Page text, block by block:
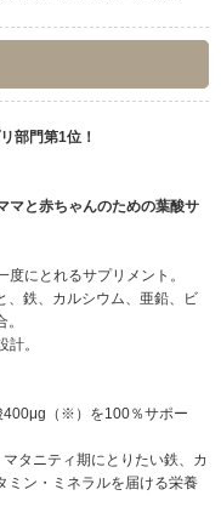
部門第1位！
マと赤ちゃんのための葉酸サ
にとれるサプリメント。
、鉄、カルシウム、亜鉛、ビ
。
400μg（※）を100％サポー
タニティ期にとりたい鉄、カ
ミン・ミネラルを届ける栄養